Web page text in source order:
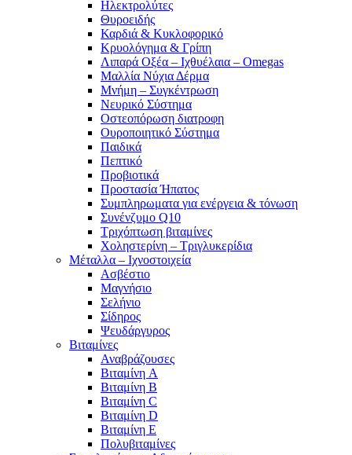
Ηλεκτρολύτες
Θυροειδής
Καρδιά & Κυκλοφορικό
Κρυολόγημα & Γρίπη
Λιπαρά Οξέα – Ιχθυέλαια – Omegas
Μαλλία Νύχια Δέρμα
Μνήμη – Συγκέντρωση
Νευρικό Σύστημα
Οστεοπόρωση διατροφη
Ουροποιητικό Σύστημα
Παιδικά
Πεπτικό
Προβιοτικά
Προστασία Ήπατος
Συμπληρωματα για ενέργεια & τόνωση
Συνένζυμο Q10
Τριχόπτωση βιταμίνες
Χοληστερίνη – Τριγλυκερίδια
Μέταλλα – Ιχνοστοιχεία
Ασβέστιο
Μαγνήσιο
Σελήνιο
Σίδηρος
Ψευδάργυρος
Βιταμίνες
Αναβράζουσες
Βιταμίνη A
Βιταμίνη B
Βιταμίνη C
Βιταμίνη D
Βιταμίνη E
Πολυβιταμίνες